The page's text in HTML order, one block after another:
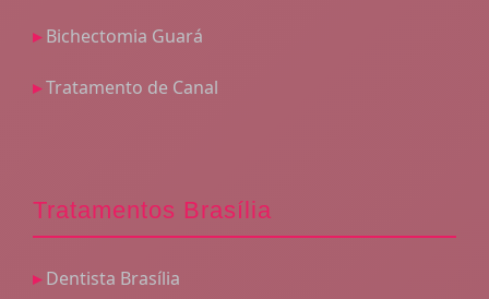
Bichectomia Guará
Tratamento de Canal
Tratamentos Brasília
Dentista Brasília